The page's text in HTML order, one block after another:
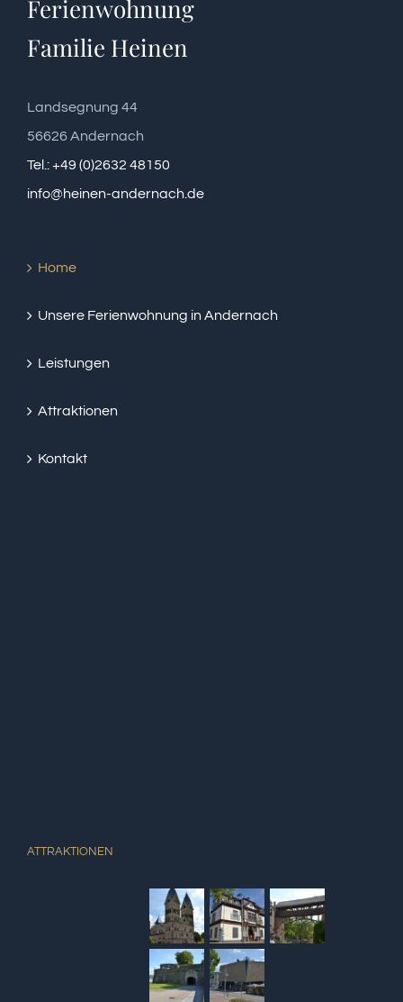
Ferienwohnung
Familie Heinen
Landsegnung 44
56626 Andernach
Tel.: +49 (0)2632 48150
info@heinen-andernach.de
Home
Unsere Ferienwohnung in Andernach
Leistungen
Attraktionen
Kontakt
ATTRAKTIONEN